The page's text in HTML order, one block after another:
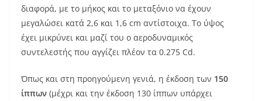
διαφορά, με το μήκος και το μεταξόνιο να έχουν
μεγαλώσει κατά 2,6 και 1,6 cm αντίστοιχα. Το ύψος
έχει μικρύνει και μαζί του ο αεροδυναμικός
συντελεστής που αγγίζει πλέον τα 0.275 Cd.
Όπως και στη προηγούμενη γενιά, η έκδοση των 150
ίππων (μέχρι και την έκδοση 130 ίππων υπάρχει